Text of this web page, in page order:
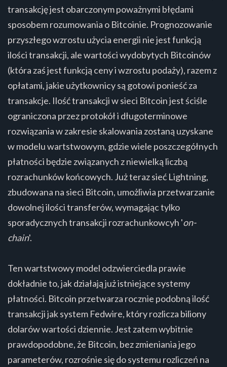
transakcję jest obarczonym poważnymi błędami
sposobem rozumowania o Bitcoinie. Prognozowanie
przyszłego wzrostu użycia energii nie jest funkcją
ilości transakcji, ale wartości wydobytych Bitcoinów
(która zaś jest funkcją ceny i wzrostu podaży), razem z
opłatami, jakie użytkownicy są gotowi ponieść za
transakcje. Ilość transakcji w sieci Bitcoin jest ściśle
ograniczona przez protokół i długoterminowe
rozwiązania w zakresie skalowania zostaną uzyskane
w modelu wartstwowym, gdzie wiele poszczegółnych
płatności będzie związanych z niewielką liczbą
rozrachunków końcowych. Już teraz sieć Lightning,
zbudowana na sieci Bitcoin, umożliwia przetwarzanie
dowolnej ilości transferów, wymagając tylko
sporadycznych transakcji rozrachunkowcyh 'on-
chain'.
Ten wartstwowy model odzwierciedla prawie
dokładnie to, jak działają już istniejące systemy
płatności. Bitcoin przetwarza rocznie podobną ilość
transakcji jak system Fedwire, który rozlicza biliony
dolarów wartości dziennie. Jest zatem wybitnie
prawdopodobne, że Bitcoin, bez zmieniania jego
parameterów, rozrośnie się do systemu rozliczeń na